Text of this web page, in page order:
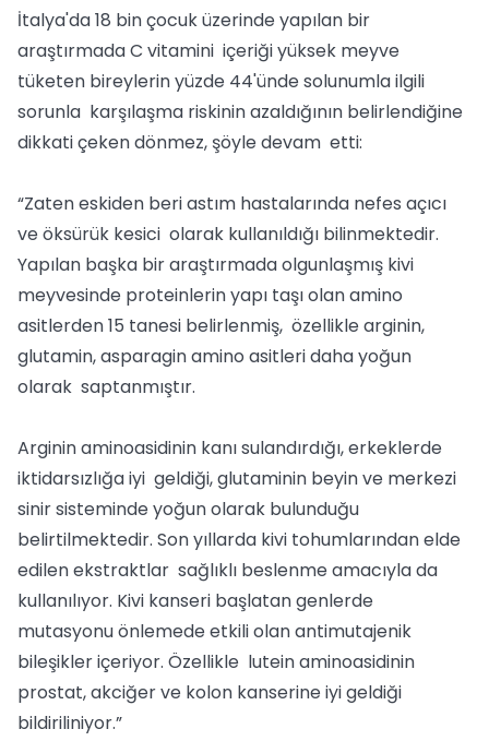
İtalya'da 18 bin çocuk üzerinde yapılan bir
araştırmada C vitamini içeriği yüksek meyve
tüketen bireylerin yüzde 44'ünde solunumla ilgili
sorunla karşılaşma riskinin azaldığının belirlendiğine
dikkati çeken dönmez, şöyle devam etti:
“Zaten eskiden beri astım hastalarında nefes açıcı
ve öksürük kesici olarak kullanıldığı bilinmektedir.
Yapılan başka bir araştırmada olgunlaşmış kivi
meyvesinde proteinlerin yapı taşı olan amino
asitlerden 15 tanesi belirlenmiş, özellikle arginin,
glutamin, asparagin amino asitleri daha yoğun
olarak saptanmıştır.
Arginin aminoasidinin kanı sulandırdığı, erkeklerde
iktidarsızlığa iyi geldiği, glutaminin beyin ve merkezi
sinir sisteminde yoğun olarak bulunduğu
belirtilmektedir. Son yıllarda kivi tohumlarından elde
edilen ekstraktlar sağlıklı beslenme amacıyla da
kullanılıyor. Kivi kanseri başlatan genlerde
mutasyonu önlemede etkili olan antimutajenik
bileşikler içeriyor. Özellikle lutein aminoasidinin
prostat, akciğer ve kolon kanserine iyi geldiği
bildiriliniyor.”